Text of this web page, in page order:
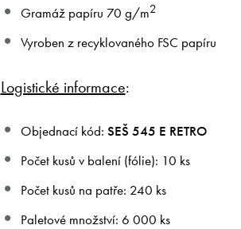
Gramáž papíru 70 g/m2
Vyroben z recyklovaného FSC papíru
Logistické informace:
Objednací kód: SEŠ 545 E RETRO
Počet kusů v balení (fólie): 10 ks
Počet kusů na patře: 240 ks
Paletové množství: 6 000 ks